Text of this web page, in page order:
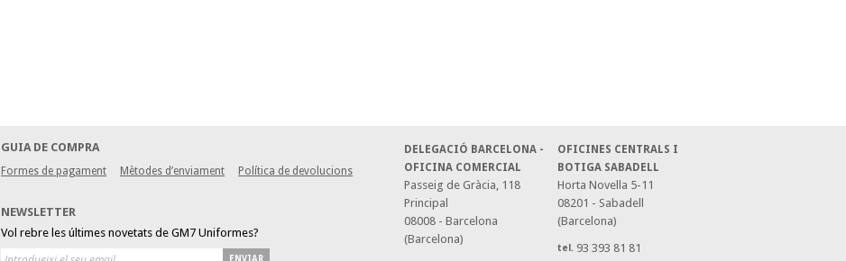
OFICINES CENTRALS I
BOTIGA SABADELL
Horta Novella 5-11
08201 - Sabadell
(Barcelona)
tel. 93 393 81 81
DELEGACIÓ BARCELONA -
OFICINA COMERCIAL
Passeig de Gràcia, 118
Principal
08008 - Barcelona
(Barcelona)
GUIA DE COMPRA
Formes de pagament Mètodes d’enviament Política de devolucions
NEWSLETTER
Vol rebre les últimes novetats de GM7 Uniformes?
ENVIAR